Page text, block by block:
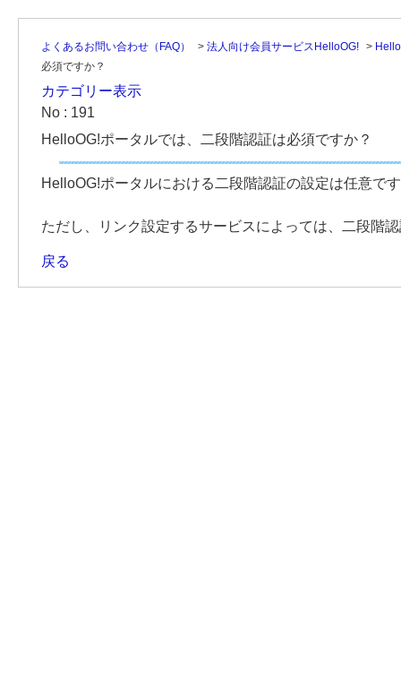
よくあるお問い合わせ（FAQ） > 法人向け会員サービスHelloOG! >
必須ですか？
カテゴリー表示
No : 191
HelloOG!ポータルでは、二段階認証は必須ですか？
HelloOG!ポータルにおける二段階認証の設定は任意で
ただし、リンク設定するサービスによっては、二段階
戻る